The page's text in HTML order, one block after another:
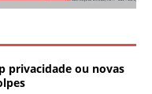
privacidade ou novas